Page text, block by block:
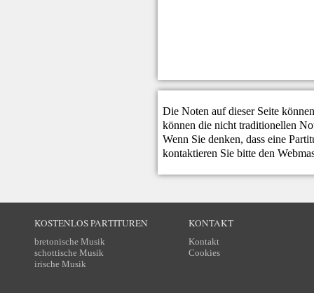
Die Noten auf dieser Seite
können die nicht traditionellen
Wenn Sie denken, dass eine
kontaktieren Sie bitte den
KOSTENLOS PARTITUREN
bretonische Musik
schottische Musik
irische Musik
KONTAKT
Kontakt
Cookies